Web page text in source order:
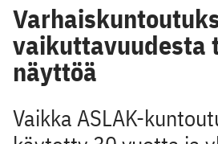
vaikuttavuudesta
näyttöä
Vaikka ASLAK-